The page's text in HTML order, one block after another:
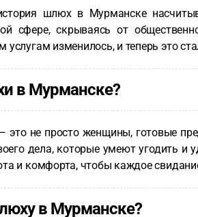
шлюх в Мурманске
сфере, скрываясь от
изменилось, и теперь это
в Мурманске?
не просто женщины, готовые
дела, которые умеют угодить и
и комфорта, чтобы каждое
в Мурманске?